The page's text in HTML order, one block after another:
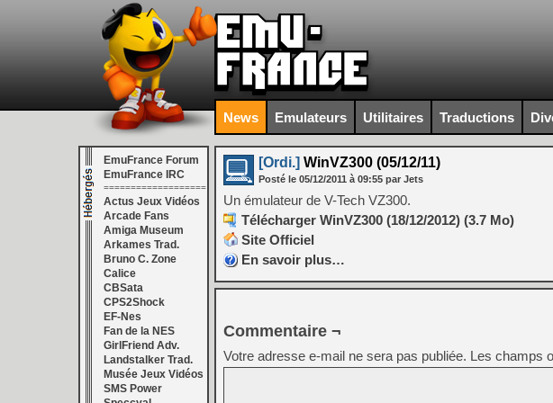
News Emulateurs Utilitaires Traductions
EmuFrance Forum
EmuFrance IRC
===================
Actus Jeux Vidéos
Arcade Fans
Amiga Museum
Arkames Trad.
Bruno C. Zone
Calice
CBSata
CPS2Shock
EF-Nes
Fan de la NES
GirlFriend Adv.
Landstalker Trad.
Musée Jeux Vidéos
SMS Power
[Ordi.] WinVZ300 (05/12/11)
Posté le 05/12/2011 à 09:55 par Jets
Un émulateur de V-Tech VZ300.
Télécharger WinVZ300 (18/12/2012) (3.7 Mo)
Site Officiel
En savoir plus…
Commentaire ¬
Votre adresse e-mail ne sera pas publiée. Les champs